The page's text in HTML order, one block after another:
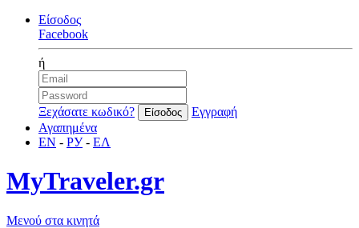
Είσοδος
Facebook
ή
Ξεχάσατε κωδικό?
Εγγραφή
Αγαπημένα
EN - РУ- ΕΛ
MyTraveler.gr
Μενού στα κινητά